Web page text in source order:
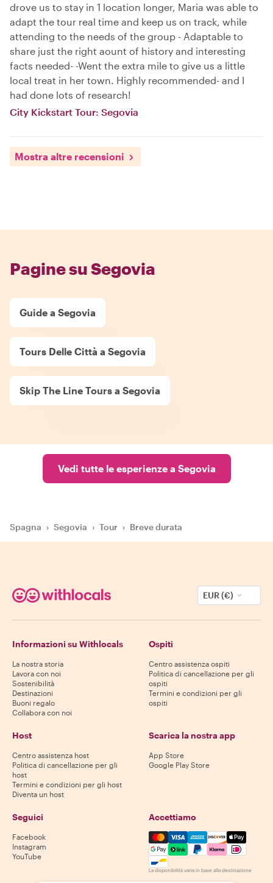
drove us to stay in 1 location longer, Maria was able to
adapt the tour real time and keep us on track, while
attending to the needs of the group - Adaptable to
share just the right aount of history and interesting
facts needed- -Went the extra mile to give us a little
local treat in her town. Highly recommended- and I
had done lots of research!
City Kickstart Tour: Segovia
Mostra altre recensioni
Pagine su Segovia
Guide a Segovia
Tours Delle Città a Segovia
Skip The Line Tours a Segovia
Vedi tutte le esperienze a Segovia
Spagna › Segovia › Tour › Breve durata
EUR (€)
Informazioni su Withlocals
La nostra storia
Lavora con noi
Sostenibilità
Destinazioni
Buoni regalo
Collabora con noi
Ospiti
Centro assistenza ospiti
Politica di cancellazione per gli
ospiti
Termini e condizioni per gli
ospiti
Host
Centro assistenza host
Politica di cancellazione per gli
host
Termini e condizioni per gli host
Diventa un host
Scarica la nostra app
App Store
Google Play Store
Seguici
Facebook
Instagram
YouTube
Accettiamo
Mastercard, Visa, Amex,
La disponibilità varia in base alla destinazione